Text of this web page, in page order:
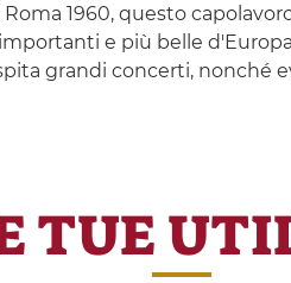
1960, questo
e più belle
grandi concerti, nonché
TUE